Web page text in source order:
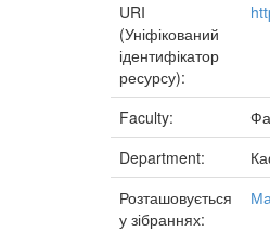
URI
(Уніфікований
ідентифікатор
ресурсу):
Faculty:
Department:
Розташовується
у зібраннях: